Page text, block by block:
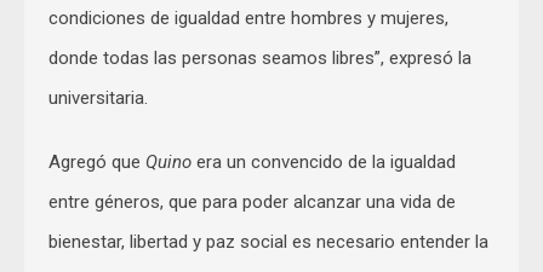
condiciones de igualdad entre hombres y mujeres,
donde todas las personas seamos libres”, expresó la
universitaria.
Agregó que Quino era un convencido de la igualdad
entre géneros, que para poder alcanzar una vida de
bienestar, libertad y paz social es necesario entender la